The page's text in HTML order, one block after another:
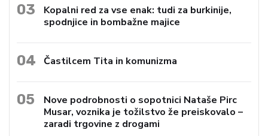
03
Kopalni red za vse enak: tudi za burkinije,
spodnjice in bombažne majice
04 Častilcem Tita in komunizma
05
Nove podrobnosti o sopotnici Nataše Pirc
Musar, voznika je tožilstvo že preiskovalo –
zaradi trgovine z drogami